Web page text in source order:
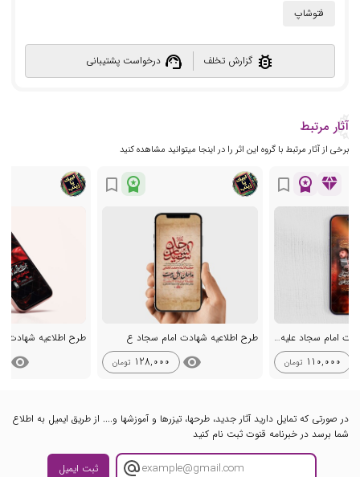
فتوشاپ
bug_report گزارش تخلف support_agent درخواست پشتیبانی
آثار مرتبط
برخی از آثار مرتبط با گروه این اثر را در اینجا میتوانید مشاهده کنید
diamond
workspace_premium
bookmark_border
استوری لایه باز شهادت امام سجاد علیه السلام
110,000 تومان
workspace_premium
bookmark_border
طرح اطلاعیه شهادت امام سجاد ع
visibility
128,000 تومان
طرح اطلاعیه شهادت
visibility
در صورتی که تمایل دارید آثار جدید، طرحها، تیزرها و آموزشها و.... از طریق ایمیل به اطلاع
شما برسد در خبرنامه قنوت ثبت نام کنید
ثبت ایمیل